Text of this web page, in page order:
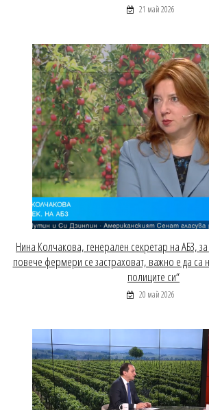
21 май 2026
Нина Колчакова, генерален секретар на АБЗ,
повече фермери се застраховат, важно е да са
полиците си“
20 май 2026